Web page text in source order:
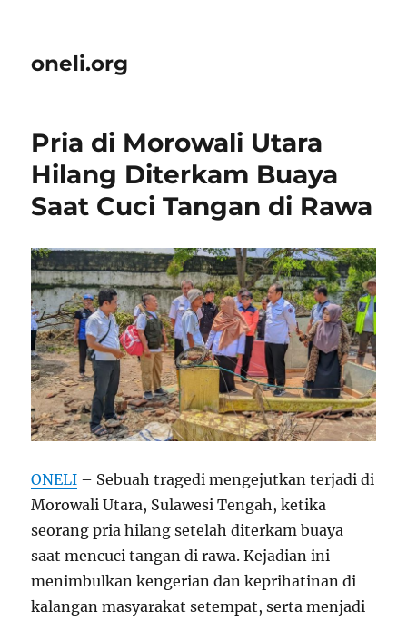
oneli.org
Pria di Morowali Utara
Hilang Diterkam Buaya
Saat Cuci Tangan di Rawa
ONELI – Sebuah tragedi mengejutkan terjadi di
Morowali Utara, Sulawesi Tengah, ketika
seorang pria hilang setelah diterkam buaya
saat mencuci tangan di rawa. Kejadian ini
menimbulkan kengerian dan keprihatinan di
kalangan masyarakat setempat, serta menjadi